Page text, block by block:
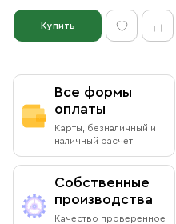
Купить
Все формы
оплаты
Карты, безналичный и
наличный расчет
Собственные
производства
Качество проверенное